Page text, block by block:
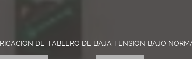
DE TABLERO DE BAJA TENSION BAJO